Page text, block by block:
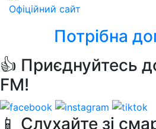
Офіційний сайт
Потрібна
👍 Приєднуйтесь
FM!
📱 Слухайте зі